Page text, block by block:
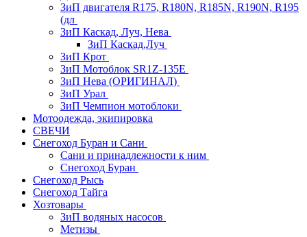
ЗиП двигателя R175, R180N, R185N, R190N, R195
(дл
ЗиП Каскад, Луч, Нева
ЗиП Каскад,Луч
ЗиП Крот
ЗиП Мотоблок SR1Z-135E
ЗиП Нева (ОРИГИНАЛ)
ЗиП Урал
ЗиП Чемпион мотоблоки
Мотоодежда, экипировка
СВЕЧИ
Снегоход Буран и Сани
Сани и принадлежности к ним
Снегоход Буран
Снегоход Рысь
Снегоход Тайга
Хозтовары
ЗиП водяных насосов
Метизы